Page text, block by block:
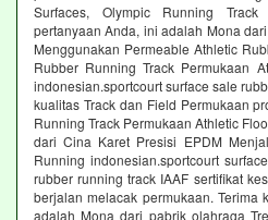
Surfaces, Olympic Running
pertanyaan Anda, ini adalah Mona
Menggunakan Permeable Athletic
Rubber Running Track Permukaan
indonesian.sportcourt surface sale
kualitas Track dan Field Permukaan
Running Track Permukaan Athletic
dari Cina Karet Presisi EPDM
Running indonesian.sportcourt
rubber running track IAAF sertifikat
berjalan melacak permukaan. Terima
adalah Mona dari pabrik olahraga